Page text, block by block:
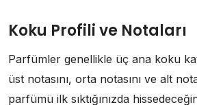
Koku Profili ve Notaları
Parfümler genellikle üç ana koku
üst notasını, orta notasını ve alt
parfümü ilk sıktığınızda